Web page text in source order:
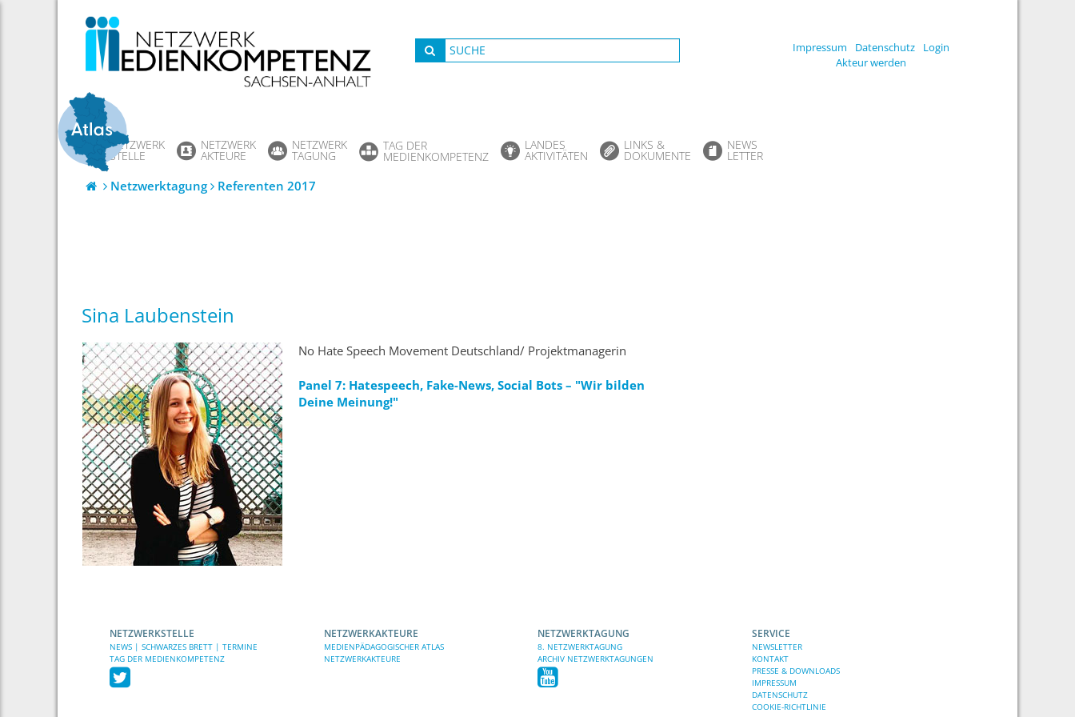
content
Impressum Datenschutz
Login
Akteur werden
NETZWERK
STELLE
NETZWERK
AKTEURE
NETZWERK
TAGUNG
TAG DER
MEDIENKOMPETENZ
LANDES
AKTIVITÄTEN
LINKS &
DOKUMENTE
NEWS
LETTER
Netzwerktagung Referenten 2017
Sina Laubenstein
No Hate Speech Movement Deutschland/ Projektmanagerin
Panel 7: Hatespeech, Fake-News, Social Bots – "Wir bilden
Deine Meinung!"
NETZWERKSTELLE
NEWS | SCHWARZES BRETT | TERMINE
TAG DER MEDIENKOMPETENZ
NETZWERKAKTEURE
MEDIENPÄDAGOGISCHER ATLAS
NETZWERKAKTEURE
NETZWERKTAGUNG
8. NETZWERKTAGUNG
ARCHIV NETZWERKTAGUNGEN
SERVICE
NEWSLETTER
KONTAKT
PRESSE & DOWNLOADS
IMPRESSUM
DATENSCHUTZ
COOKIE-RICHTLINIE